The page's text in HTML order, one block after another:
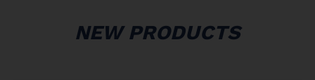
NEW PRODUCTS